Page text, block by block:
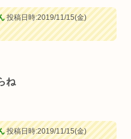
投稿日時:2019/11/15(金)
ね
投稿日時:2019/11/15(金)